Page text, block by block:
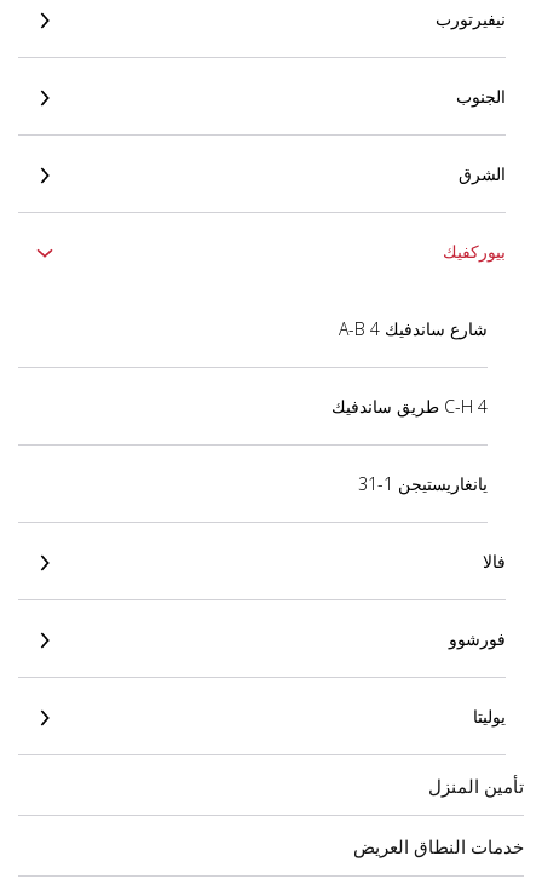
نيفيرتورب
الجنوب
الشرق
بيوركفيك
شارع ساندفيك 4 A-B
4 C-H طريق ساندفيك
يانغاريستيجن 1-31
فالا
فورشوو
يوليتا
تأمين المنزل
خدمات النطاق العريض